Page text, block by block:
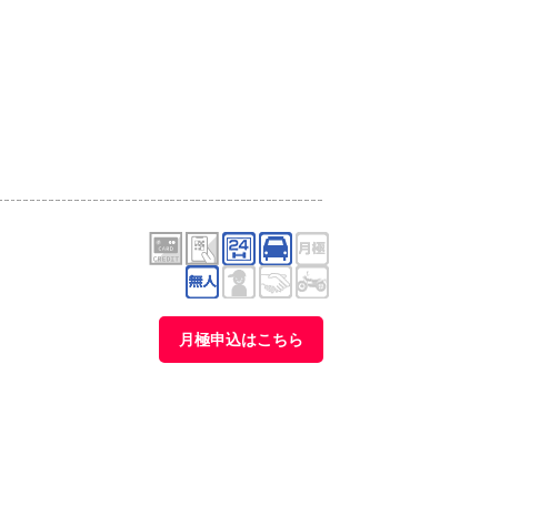
月極申込はこちら